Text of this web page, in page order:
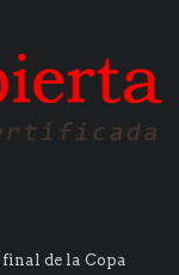
de la Copa